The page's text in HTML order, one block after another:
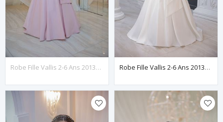
Robe Fille Vallis 2-6 Ans 20135 Poudre Robe Fille Vallis 2-6 Ans 20135 Blanc Cassé